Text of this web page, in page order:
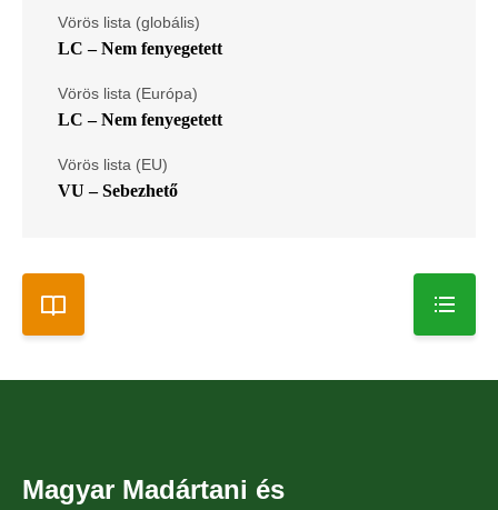
Vörös lista (globális)
LC – Nem fenyegetett
Vörös lista (Európa)
LC – Nem fenyegetett
Vörös lista (EU)
VU – Sebezhető
Magyar Madártani és